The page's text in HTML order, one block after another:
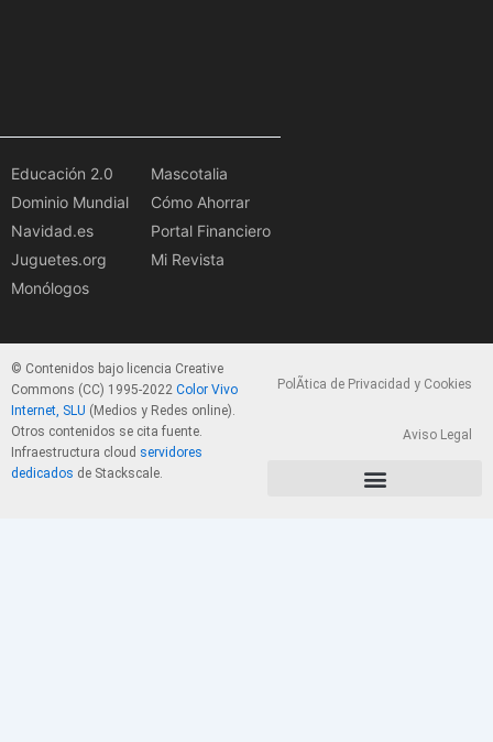
Educación 2.0
Dominio Mundial
Navidad.es
Juguetes.org
Monólogos
Mascotalia
Cómo Ahorrar
Portal Financiero
Mi Revista
© Contenidos bajo licencia Creative
Commons (CC) 1995-2022 Color Vivo
Internet, SLU (Medios y Redes online).
Otros contenidos se cita fuente.
Infraestructura cloud servidores
dedicados de Stackscale.
PolÃ­tica de Privacidad y Cookies
Aviso Legal